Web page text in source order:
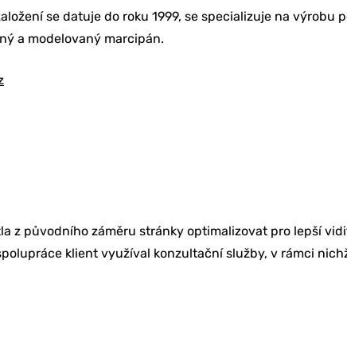
se datuje do roku 1999, se specializuje na
a modelovaný marcipán.
z původního záměru stránky optimalizovat pro lepší
klient využíval konzultační služby, v rámci